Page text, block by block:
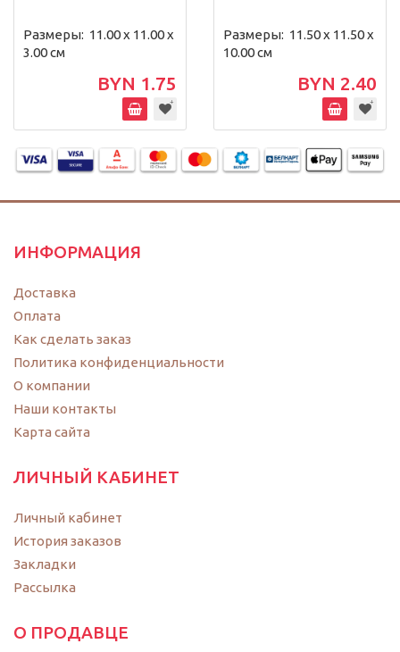
Размеры: 11.00 х 11.00 х
3.00 см
BYN 1.75
Размеры: 11.50 х 11.50 х
10.00 см
BYN 2.40
ИНФОРМАЦИЯ
Доставка
Оплата
Как сделать заказ
Политика конфиденциальности
O компании
Наши контакты
Карта сайта
ЛИЧНЫЙ КАБИНЕТ
Личный кабинет
История заказов
Закладки
Рассылка
О ПРОДАВЦЕ